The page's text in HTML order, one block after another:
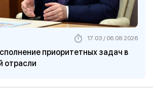
приоритетных задач в
отрасли
17:03 / 06.08.2026